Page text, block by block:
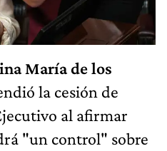
María de los
la cesión de
al afirmar
"un control" sobre